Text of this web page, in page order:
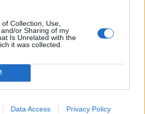
Collection, Use,
or Sharing of my
Is Unrelated with the
it was collected.
Data Access Privacy Policy
hírarchívumához
előfizetéses
tartalmazza:
cikkarchívum
elmúlt 2 év napon belüli